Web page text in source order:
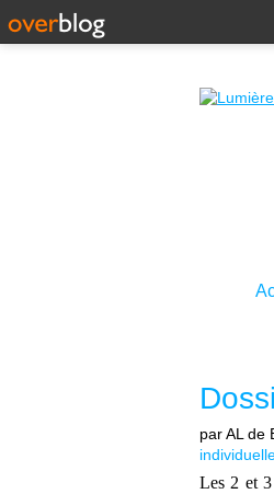
par AL de
Les 2 et 3